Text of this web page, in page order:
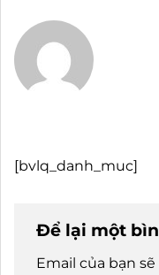
[bvlq_danh_muc]
Để lại một
Email của bạn